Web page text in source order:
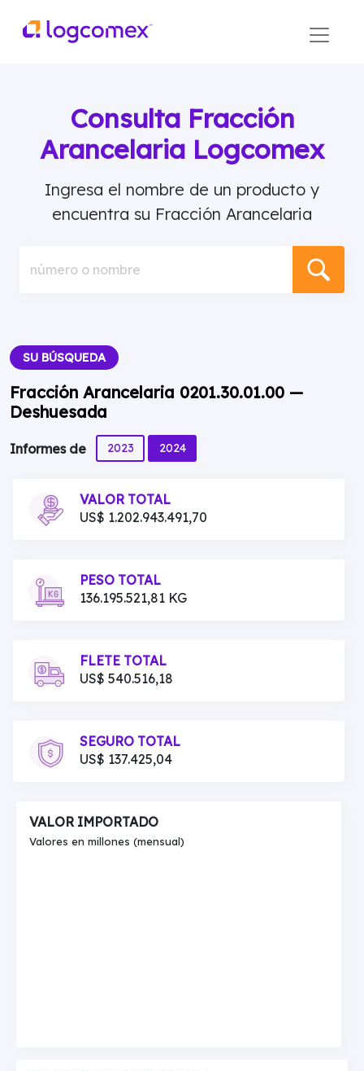
Consulta Fracción
Arancelaria Logcomex
Ingresa el nombre de un producto y
encuentra su Fracción Arancelaria
número o nombre
SU BÚSQUEDA
Fracción Arancelaria 0201.30.01.00 —
Deshuesada
Informes de 2023 2024
VALOR TOTAL
US$ 1.202.943.491,70
PESO TOTAL
136.195.521,81 KG
FLETE TOTAL
US$ 540.516,18
SEGURO TOTAL
US$ 137.425,04
VALOR IMPORTADO
Valores en millones (mensual)